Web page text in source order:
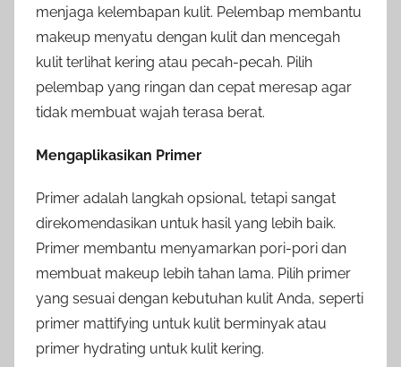
menjaga kelembapan kulit. Pelembap membantu
makeup menyatu dengan kulit dan mencegah
kulit terlihat kering atau pecah-pecah. Pilih
pelembap yang ringan dan cepat meresap agar
tidak membuat wajah terasa berat.
Mengaplikasikan Primer
Primer adalah langkah opsional, tetapi sangat
direkomendasikan untuk hasil yang lebih baik.
Primer membantu menyamarkan pori-pori dan
membuat makeup lebih tahan lama. Pilih primer
yang sesuai dengan kebutuhan kulit Anda, seperti
primer mattifying untuk kulit berminyak atau
primer hydrating untuk kulit kering.